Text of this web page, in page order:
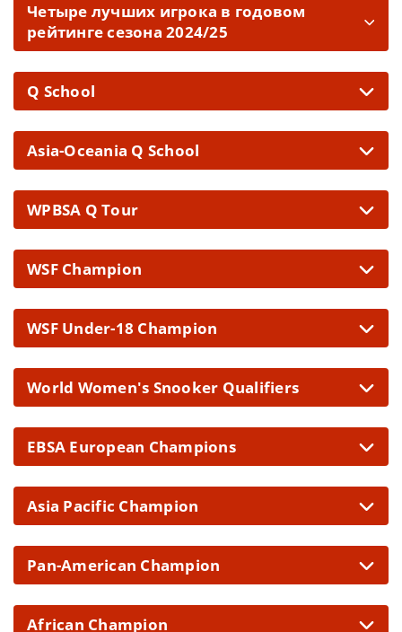
Четыре лучших игрока в годовом
рейтинге сезона 2024/25
Q School
Asia-Oceania Q School
WPBSA Q Tour
WSF Champion
WSF Under-18 Champion
World Women's Snooker Qualifiers
EBSA European Champions
Asia Pacific Champion
Pan-American Champion
African Champion